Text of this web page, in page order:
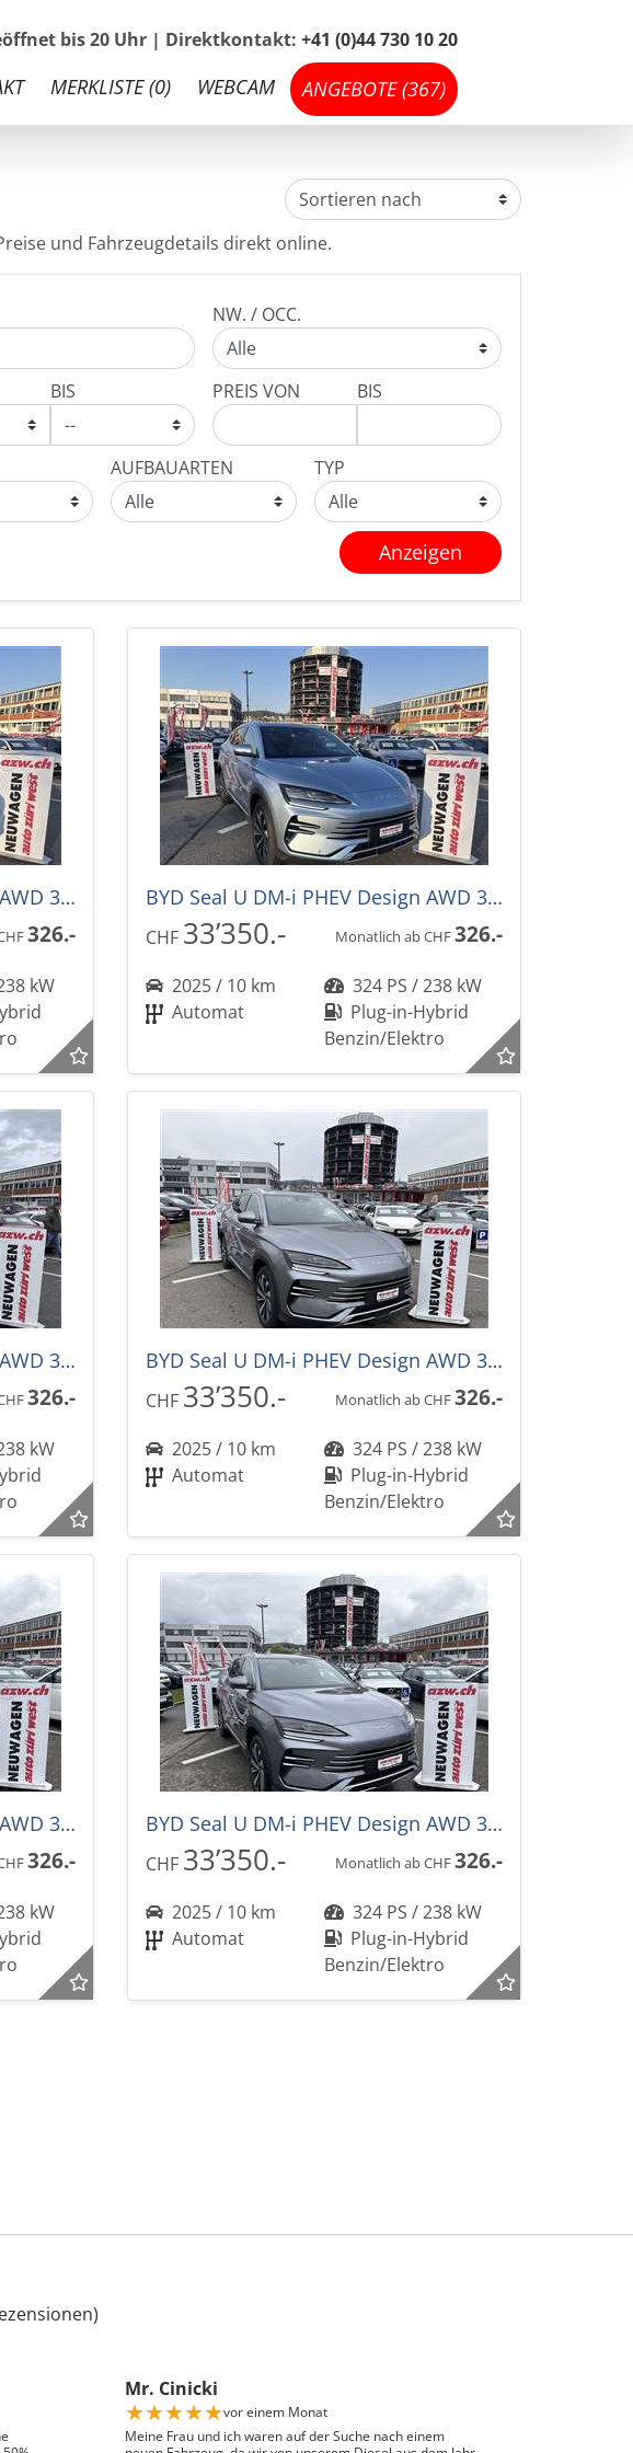
bis 20 Uhr | Direktkontakt: +41 (0)44 730 10 20
MERKLISTE (0) WEBCAM ANGEBOTE (367)
und Fahrzeugdetails direkt online.
NW. / OCC.
BIS PREIS VON BIS
AUFBAUARTEN TYP
Anzeigen
BYD Seal U DM-i PHEV Design AWD 324PS -36%! Automat
326.-
kW
BYD Seal U DM-i PHEV Design AWD 324PS -36%! Automat
CHF 33’350.- Monatlich ab CHF326.-
2025 / 10 km
324 PS / 238 kW
Automat
Plug-in-Hybrid
Benzin/Elektro
BYD Seal U DM-i PHEV Design AWD 324PS -36%! Automat
326.-
kW
BYD Seal U DM-i PHEV Design AWD 324PS -36%! Automat
CHF 33’350.- Monatlich ab CHF326.-
2025 / 10 km
324 PS / 238 kW
Automat
Plug-in-Hybrid
Benzin/Elektro
BYD Seal U DM-i PHEV Design AWD 324PS -36%! Automat
326.-
kW
BYD Seal U DM-i PHEV Design AWD 324PS -36%! Automat
CHF 33’350.- Monatlich ab CHF326.-
2025 / 10 km
324 PS / 238 kW
Automat
Plug-in-Hybrid
Benzin/Elektro
Mr. Cinicki
★★★★★vor einem Monat
Meine Frau und ich waren auf der Suche nach einem